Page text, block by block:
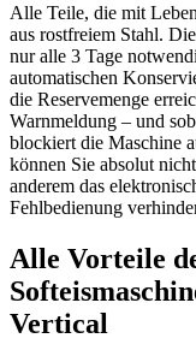
Alle Teile, die mit
aus rostfreiem Stahl.
nur alle 3 Tage
automatischen
die Reservemenge
Warnmeldung – und
blockiert die Maschine
können Sie absolut
anderem das
Fehlbedienung
Alle Vorteile
Vertical